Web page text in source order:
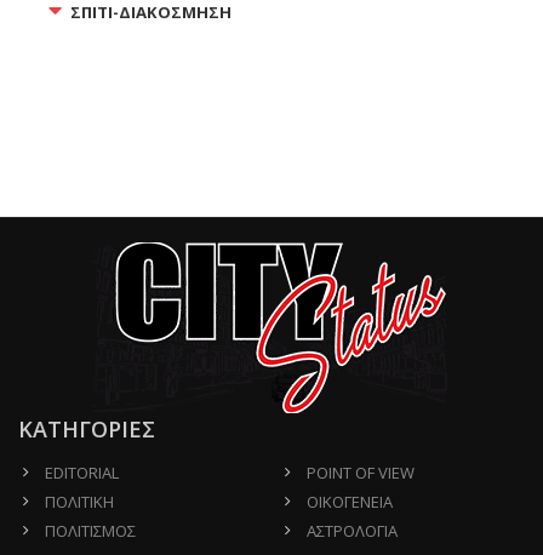
ΣΠΙΤΙ-ΔΙΑΚΟΣΜΗΣΗ
ΚΑΤΗΓΟΡΙΕΣ
EDITORIAL
ΠΟΛΙΤΙΚΗ
ΠΟΛΙΤΙΣΜΟΣ
POINT OF VIEW
ΟΙΚΟΓΕΝΕΙΑ
ΑΣΤΡΟΛΟΓΙΑ